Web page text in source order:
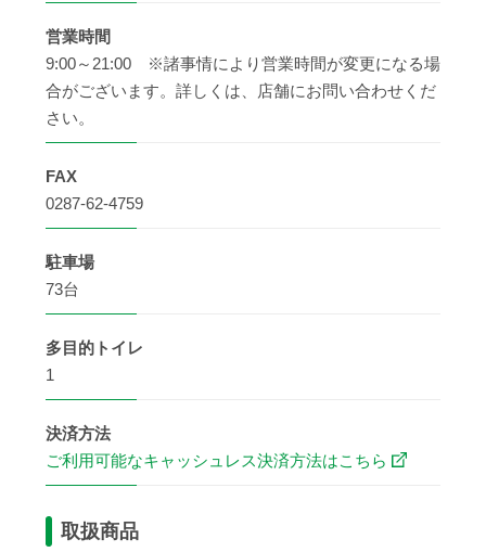
営業時間
9:00～21:00 ※諸事情により営業時間が変更になる場
合がございます。詳しくは、店舗にお問い合わせくだ
さい。
FAX
0287-62-4759
駐車場
73台
多目的 トイレ
1
決済方法
ご利用可能なキャッシュレス決済方法はこちら
取扱商品